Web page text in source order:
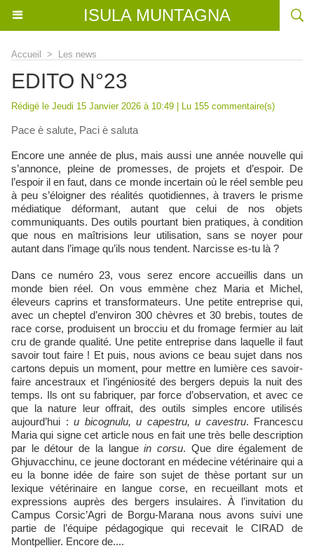
ISULA MUNTAGNA
Accueil > Les news
EDITO N°23
Rédigé le Jeudi 15 Janvier 2026 à 10:49 | Lu 155 commentaire(s)
Pace è salute, Paci è saluta
Encore une année de plus, mais aussi une année nouvelle qui
s’annonce, pleine de promesses, de projets et d’espoir. De
l’espoir il en faut, dans ce monde incertain où le réel semble peu
à peu s’éloigner des réalités quotidiennes, à travers le prisme
médiatique déformant, autant que celui de nos objets
communiquants. Des outils pourtant bien pratiques, à condition
que nous en maîtrisions leur utilisation, sans se noyer pour
autant dans l’image qu’ils nous tendent. Narcisse es-tu là ?
Dans ce numéro 23, vous serez encore accueillis dans un
monde bien réel. On vous emmène chez Maria et Michel,
éleveurs caprins et transformateurs. Une petite entreprise qui,
avec un cheptel d’environ 300 chèvres et 30 brebis, toutes de
race corse, produisent un brocciu et du fromage fermier au lait
cru de grande qualité. Une petite entreprise dans laquelle il faut
savoir tout faire ! Et puis, nous avions ce beau sujet dans nos
cartons depuis un moment, pour mettre en lumière ces savoir-
faire ancestraux et l’ingéniosité des bergers depuis la nuit des
temps. Ils ont su fabriquer, par force d’observation, et avec ce
que la nature leur offrait, des outils simples encore utilisés
aujourd’hui : u bicognulu, u capestru, u cavestru. Francescu
Maria qui signe cet article nous en fait une très belle description
par le détour de la languein corsu. Que dire également de
Ghjuvacchinu, ce jeune doctorant en médecine vétérinaire qui a
eu la bonne idée de faire son sujet de thèse portant sur un
lexique vétérinaire en langue corse, en recueillant mots et
expressions auprès des bergers insulaires. À l’invitation du
Campus Corsic’Agri de Borgu-Marana nous avons suivi une
partie de l’équipe pédagogique qui recevait le CIRAD de
Montpellier. Encore de....